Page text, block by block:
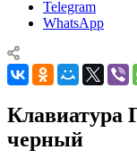
Telegram
WhatsApp
Клавиатура
черный